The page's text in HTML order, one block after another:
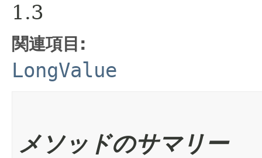
1.3
関連項目:
LongValue
メソッドのサマリー